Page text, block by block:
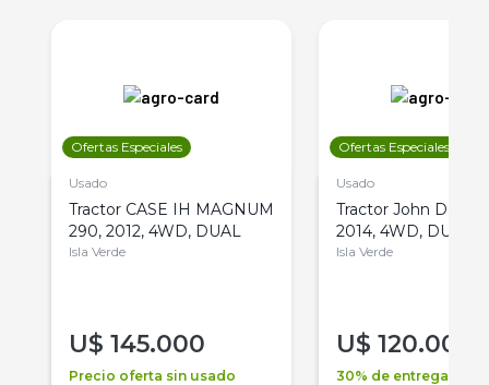
Ofertas Especiales
Usado
Tractor CASE IH MAGNUM
290, 2012, 4WD, DUAL
Isla Verde
U$ 145.000
Precio oferta sin usado
Ofertas Especiales
Usado
Tractor John Deere
2014, 4WD, DUAL
Isla Verde
U$ 120.000
30% de entrega +